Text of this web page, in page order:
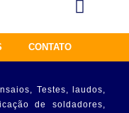
CONTATO
Testes, laudos,
de soldadores,